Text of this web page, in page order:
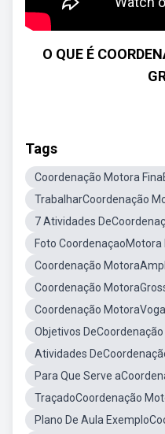
O QUE É
Tags
Coordenação Motora
TrabalharCoordenação
7 Atividades
Foto CoordenaçaoMotora
Coordenação
Coordenação
Coordenação
Objetivos
Atividades
Para Que Serve
TraçadoCoordenação
Plano De Aula